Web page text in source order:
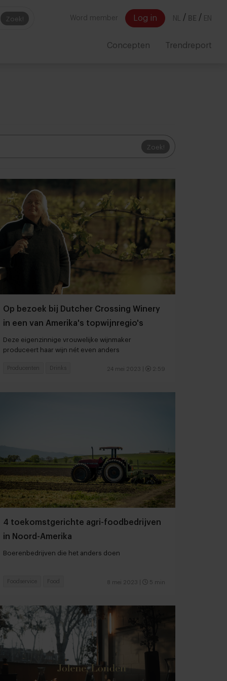
Zoek! Word member Log in NL / BE / EN
Concepten Trendreport
Zoek!
Op bezoek bij Dutcher Crossing Winery
in een van Amerika's topwijnregio's
Deze eigenzinnige vrouwelijke wijnmaker
produceert haar wijn nét even anders
24 mei 2023 2:59
Producenten Drinks
4 toekomstgerichte agri-foodbedrijven
in Noord-Amerika
Boerenbedrijven die het anders doen
8 mei 2023 5 min
Foodservice Food